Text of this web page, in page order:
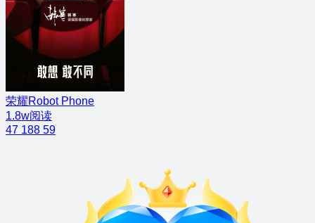
荣耀Robot Phone
1.8w阅读
47 188 59